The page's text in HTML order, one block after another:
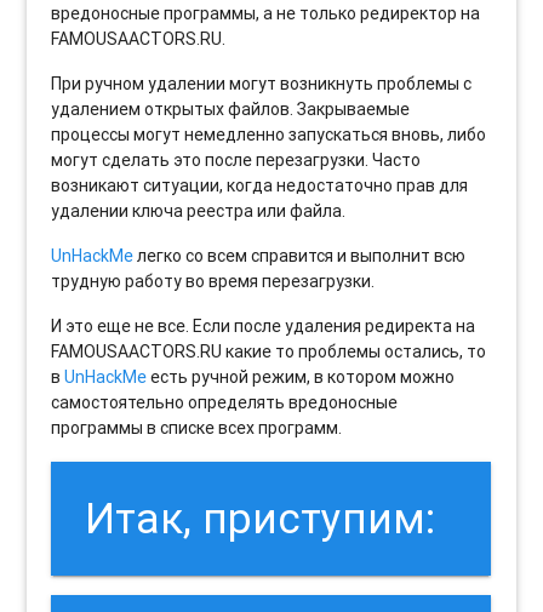
вредоносные программы, а не только редиректор на
FAMOUSAACTORS.RU.
При ручном удалении могут возникнуть проблемы с
удалением открытых файлов. Закрываемые
процессы могут немедленно запускаться вновь, либо
могут сделать это после перезагрузки. Часто
возникают ситуации, когда недостаточно прав для
удалении ключа реестра или файла.
UnHackMeлегко со всем справится и выполнит всю
трудную работу во время перезагрузки.
И это еще не все. Если после удаления редиректа на
FAMOUSAACTORS.RU какие то проблемы остались, то
вUnHackMeесть ручной режим, в котором можно
самостоятельно определять вредоносные
программы в списке всех программ.
Итак, приступим: